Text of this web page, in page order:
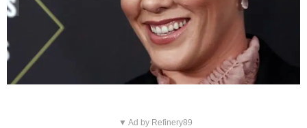
▼ Ad by Refinery89